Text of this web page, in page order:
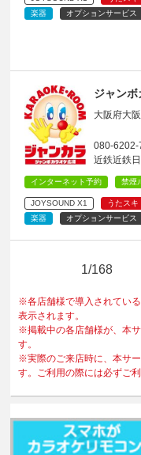
楽器
オプションサービス
ジャン
大阪府大
080-6202-
近鉄近鉄
インターネット予約 禁煙
JOYSOUND X1 うたスキ
楽器
オプションサービス
1/168
※各店舗様で導入されてい
表示されます。
※掲載中の各店舗様が、本
す。
※実際のご来店時に、本サ
す。ご利用の際には必ずご